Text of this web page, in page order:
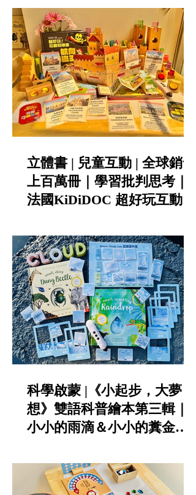
立體書 | 兒童互動 | 全球銷售
上百萬冊｜學習批判思考｜
法國KiDiDOC 超好玩互動知
KIDsREAD點讀筆推薦
科學啟蒙 |《小起步，大夢
想》雙語科普繪本第三輯｜
小小的雨滴＆小小的糞金龜|